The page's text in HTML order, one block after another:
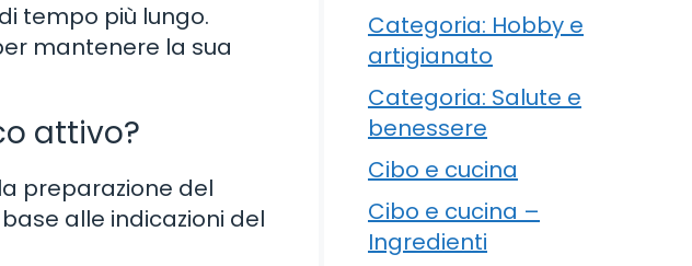
tempo più lungo.
mantenere la sua
attivo?
preparazione del
alle indicazioni del
Categoria: Hobby e
artigianato
Categoria: Salute e
benessere
Cibo e cucina
Cibo e cucina –
Ingredienti